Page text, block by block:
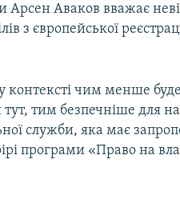
Арсен Аваков вважає
з європейської
контексті чим менше
тут, тим безпечніше для
служби, яка має
програми «Право на